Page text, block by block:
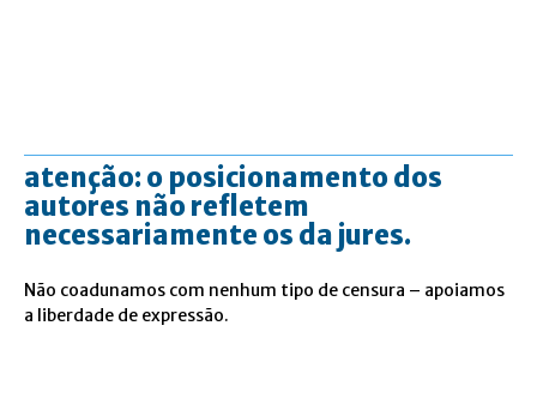
atenção: o posicionamento dos
autores não refletem
necessariamente os da jures.
Não coadunamos com nenhum tipo de censura – apoiamos
a liberdade de expressão.